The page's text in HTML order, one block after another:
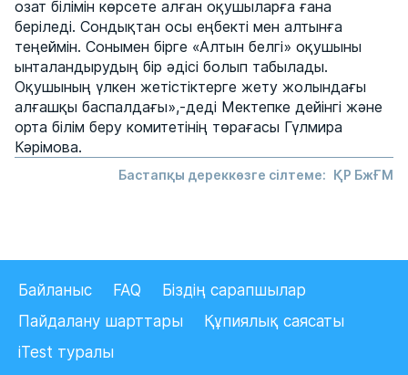
озат білімін көрсете алған оқушыларға ғана
беріледі. Сондықтан осы еңбекті мен алтынға
теңеймін. Сонымен бірге «Алтын белгі» оқушыны
ынталандырудың бір әдісі болып табылады.
Оқушының үлкен жетістіктерге жету жолындағы
алғашқы баспалдағы»,-деді Мектепке дейінгі және
орта білім беру комитетінің төрағасы Гүлмира
Кәрімова.
Бастапқы дереккөзге сілтеме: ҚР БжҒМ
Байланыс FAQ
Біздің сарапшылар
Пайдалану шарттары
Құпиялық саясаты
iTest туралы